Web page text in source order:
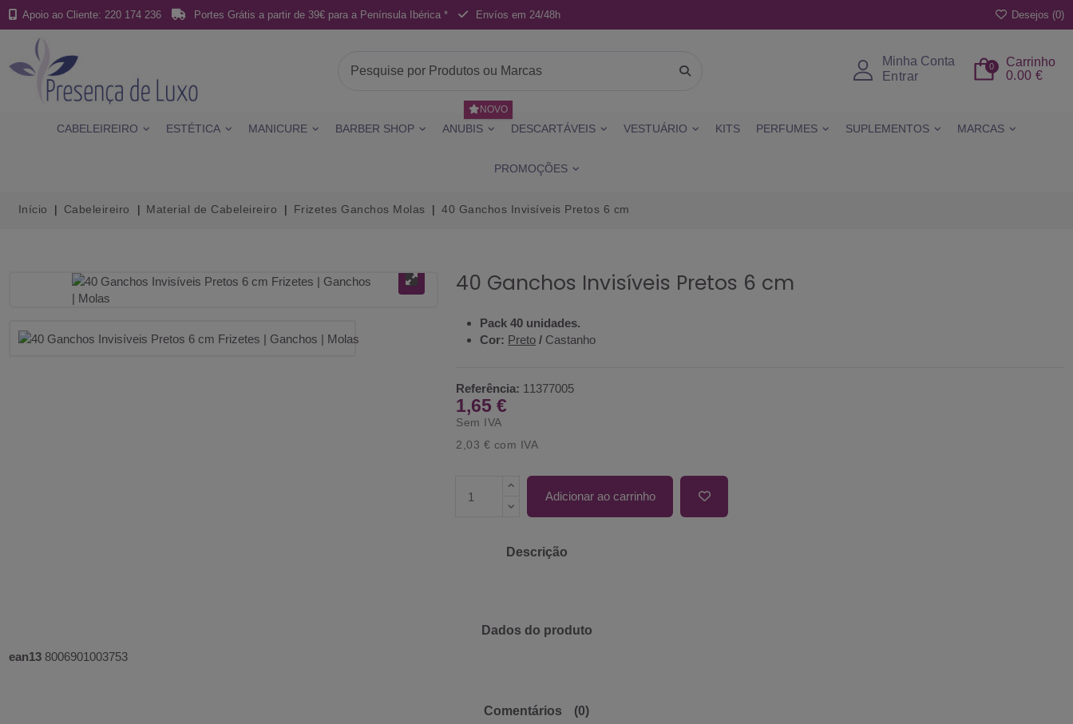
Apoio ao Cliente: 220 174 236 Portes Grátis a partir de 39€ para a Península Ibérica * Envíos em 24/48h Desejos (0)
Minha Conta
Entrar
Carrinho
0
0.00 €
CABELEIREIRO ESTÉTICA MANICURE BARBER SHOP ANUBIS
NOVO
DESCARTÁVEIS VESTUÁRIO KITS PERFUMES SUPLEMENTOS MARCAS
PROMOÇÕES
Início Cabeleireiro Material de Cabeleireiro Frizetes Ganchos Molas 40 Ganchos Invisíveis Pretos 6 cm
40 Ganchos Invisíveis Pretos 6 cm
Pack 40 unidades.
Cor: Preto / Castanho
Referência: 11377005
1,65 €
Sem IVA
2,03 € com IVA
Adicionar ao carrinho
Descrição
Dados do produto
ean13 8006901003753
Comentários
(0)